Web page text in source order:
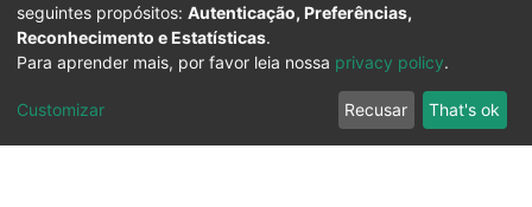
seguintes propósitos: Autenticação, Preferências,
Reconhecimento e Estatísticas.
Para aprender mais, por favor leia nossa privacy policy.
Customizar Recusar That's ok